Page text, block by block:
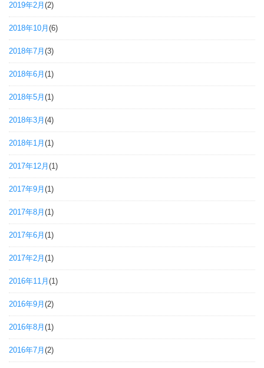
2019年2月 (2)
2018年10月 (6)
2018年7月 (3)
2018年6月 (1)
2018年5月 (1)
2018年3月 (4)
2018年1月 (1)
2017年12月 (1)
2017年9月 (1)
2017年8月 (1)
2017年6月 (1)
2017年2月 (1)
2016年11月 (1)
2016年9月 (2)
2016年8月 (1)
2016年7月 (2)